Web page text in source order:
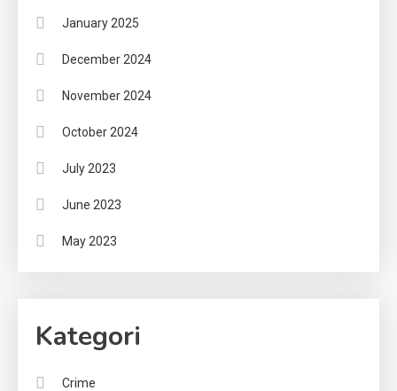
January 2025
December 2024
November 2024
October 2024
July 2023
June 2023
May 2023
Kategori
Crime